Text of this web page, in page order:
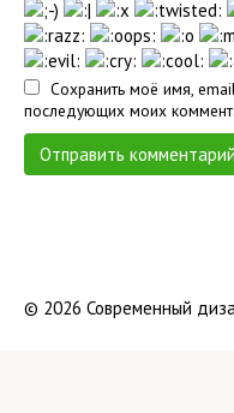
Сохранить моё имя,
последующих моих
© 2026 Современный